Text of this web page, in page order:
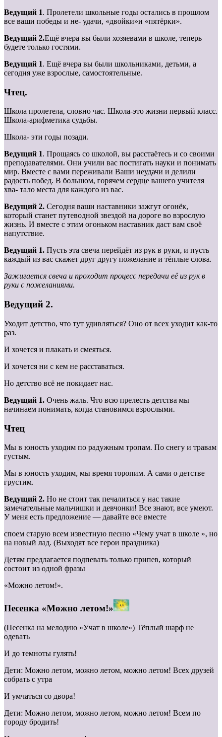
Ведущий 1. Пролетели школьные годы остались в прошлом
все ваши победы и не- удачи, «двойки»и «пятёрки».
Ведущий 2.Ещё вчера вы были хозяевами в школе, теперь
будете только гостями.
Ведущий 1. Ещё вчера вы были школьниками, детьми, а
сегодня уже взрослые, самостоятельные.
Чтец.
Школа пролетела, словно час. Школа-это жизни первый класс.
Школа-арифметика судьбы.
Школа- эти годы позади.
Ведущий 1. Прощаясь со школой, вы расстаётесь и со своими
преподавателями. Они учили вас постигать науки и понимать
мир. Вместе с вами переживали Ваши неудачи и делили
радость побед. В большом, горячем сердце вашего учителя
хва- тало места для каждого из вас.
Ведущий 2. Сегодня ваши наставники зажгут огонёк,
который станет путеводной звездой на дороге во взрослую
жизнь. И вместе с этим огоньком наставник даст вам своё
напутствие.
Ведущий 1. Пусть эта свеча перейдёт из рук в руки, и пусть
каждый из вас скажет друг другу пожелание и тёплые слова.
Зажигается свеча и проходит процесс передачи её из рук в
руки с пожеланиями.
Ведущий 2.
Уходит детство, что тут удивляться? Оно от всех уходит как-то
раз.
И хочется и плакать и смеяться.
И хочется ни с кем не расставаться.
Но детство всё не покидает нас.
Ведущий 1. Очень жаль. Что всю прелесть детства мы
начинаем понимать, когда становимся взрослыми.
Чтец
Мы в юность уходим по радужным тропам. По снегу и травам
густым.
Мы в юность уходим, мы время торопим. А сами о детстве
грустим.
Ведущий 2. Но не стоит так печалиться у нас такие
замечательные мальчишки и девчонки! Все знают, все умеют.
У меня есть предложение — давайте все вместе
споем старую всем известную песню «Чему учат в школе », но
на новый лад. (Выходят все герои праздника)
Детям предлагается подпевать только припев, который
состоит из одной фразы
«Можно летом!».
Песенка «Можно летом!»
(Песенка на мелодию «Учат в школе») Тёплый шарф не
одевать
И до темноты гулять!
Дети: Можно летом, можно летом, можно летом! Всех друзей
собрать с утра
И умчаться со двора!
Дети: Можно летом, можно летом, можно летом! Всем по
городу бродить!